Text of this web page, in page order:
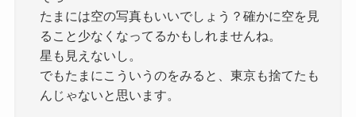
たまには空の写真もいいでしょう？確かに空を見
ること少なくなってるかもしれませんね。
星も見えないし。
でもたまにこういうのをみると、東京も捨てたも
んじゃないと思います。